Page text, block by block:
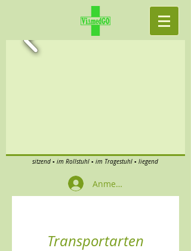
sitzend ▪ im Rollstuhl ▪ im Tragestuhl ▪ liegend
Anmelden
Transportarten